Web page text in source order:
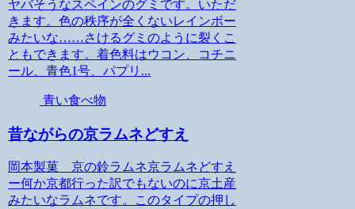
ヤバそうなスペインのグミです。いただ
きます。色の秩序が全くないレインボー
みたいな……さけるグミのように裂くこ
ともできます。着色料はウコン、コチニ
ール、青色1号、パプリ...
青い食べ物
昔ながらの京ラムネどすえ
岡本製菓 京の鈴ラムネ京ラムネどすえ
ー何か京都行った訳でもないのに京土産
みたいなラムネです。このタイプの押し